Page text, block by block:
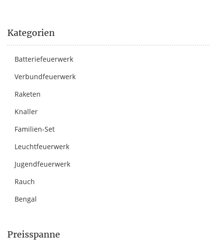
Kategorien
Batteriefeuerwerk
Verbundfeuerwerk
Raketen
Knaller
Familien-Set
Leuchtfeuerwerk
Jugendfeuerwerk
Rauch
Bengal
Preisspanne